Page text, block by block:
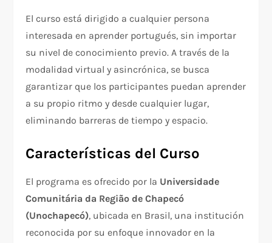
El curso está dirigido a cualquier persona
interesada en aprender portugués, sin importar
su nivel de conocimiento previo. A través de la
modalidad virtual y asincrónica, se busca
garantizar que los participantes puedan aprender
a su propio ritmo y desde cualquier lugar,
eliminando barreras de tiempo y espacio.
Características del Curso
El programa es ofrecido por la Universidade
Comunitária da Região de Chapecó
(Unochapecó), ubicada en Brasil, una institución
reconocida por su enfoque innovador en la